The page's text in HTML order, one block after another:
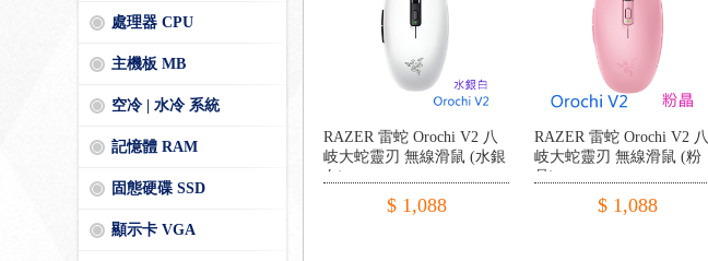
處理器 CPU
主機板 MB
空冷 | 水冷 系統
記憶體 RAM
固態硬碟 SSD
顯示卡 VGA
RAZER 雷蛇 Orochi V2 八
岐大蛇靈刃 無線滑鼠 (水銀
白)
$ 1,088
RAZER 雷蛇 Orochi V2 八
岐大蛇靈刃 無線滑鼠 (粉
晶)
$ 1,088